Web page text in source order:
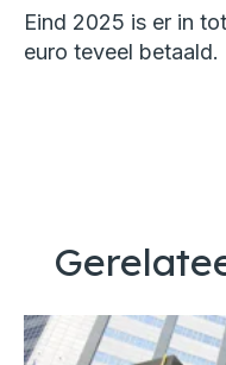
Eind 2025 is er in
euro teveel betaald.